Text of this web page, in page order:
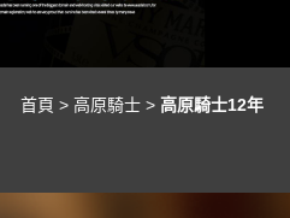
首頁 > 高原騎士> 高原騎士12年